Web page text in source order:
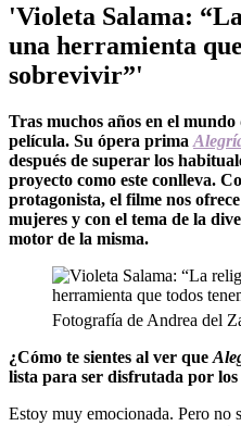
'Violeta Salama:
una herramienta
sobrevivir”'
Tras muchos años en el
película. Su ópera prima
después de superar los
proyecto como este conlleva.
protagonista, el filme nos
mujeres y con el tema de la
motor de la misma.
Fotografía de Andrea del
¿Cómo te sientes al ver que
lista para ser disfrutada por los
Estoy muy emocionada. Pero no